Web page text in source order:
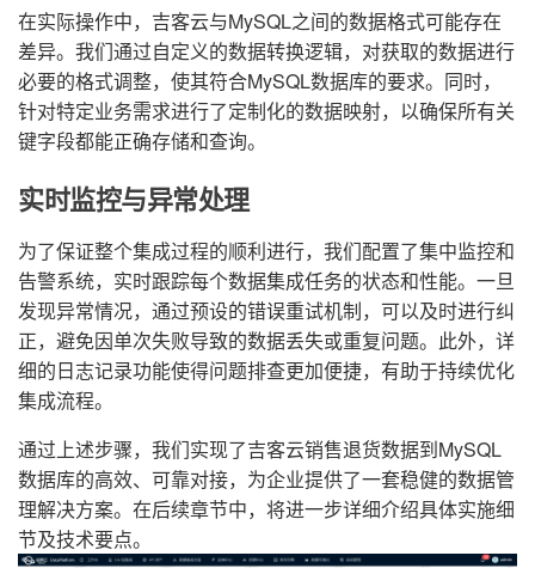
在实际操作中，吉客云与MySQL之间的数据格式可能存在
差异。我们通过自定义的数据转换逻辑，对获取的数据进行
必要的格式调整，使其符合MySQL数据库的要求。同时，
针对特定业务需求进行了定制化的数据映射，以确保所有关
键字段都能正确存储和查询。
实时监控与异常处理
为了保证整个集成过程的顺利进行，我们配置了集中监控和
告警系统，实时跟踪每个数据集成任务的状态和性能。一旦
发现异常情况，通过预设的错误重试机制，可以及时进行纠
正，避免因单次失败导致的数据丢失或重复问题。此外，详
细的日志记录功能使得问题排查更加便捷，有助于持续优化
集成流程。
通过上述步骤，我们实现了吉客云销售退货数据到MySQL
数据库的高效、可靠对接，为企业提供了一套稳健的数据管
理解决方案。在后续章节中，将进一步详细介绍具体实施细
节及技术要点。